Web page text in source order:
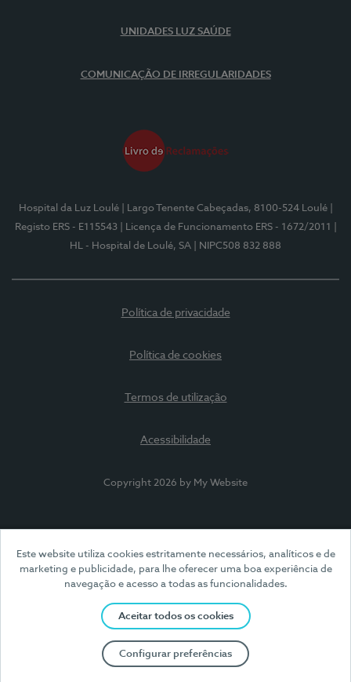
Este website utiliza cookies estritamente necessários, analíticos e de
marketing e publicidade, para lhe oferecer uma boa experiência de
navegação e acesso a todas as funcionalidades.
Aceitar todos os cookies
Configurar preferências
UNIDADES LUZ SAÚDE
COMUNICAÇÃO DE IRREGULARIDADES
Hospital da Luz Loulé | Largo Tenente Cabeçadas, 8100-524 Loulé
Registo ERS - E115543
| Licença de Funcionamento ERS - 1672/2011
HL - Hospital de Loulé, SA
| NIPC508 832 888
Política de privacidade
Política de cookies
Termos de utilização
Acessibilidade
Copyright 2026 by My Website